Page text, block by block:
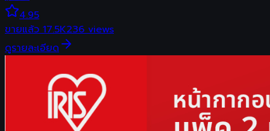
4.95
ขายแล้ว17.5K236views
ดูรายละเอียด